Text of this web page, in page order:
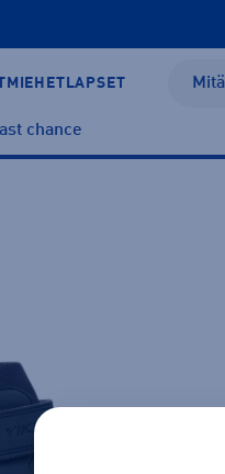
MIEHET LAPSET
chance